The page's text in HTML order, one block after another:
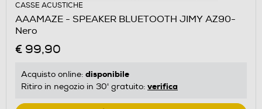
CASSE ACUSTICHE
AAAMAZE - SPEAKER BLUETOOTH JIMY AZ90-
Nero
€ 99,90
Acquisto online: disponibile
Ritiro in negozio in 30' gratuito: verifica